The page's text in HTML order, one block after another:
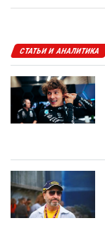
СТАТЬИ И АНАЛИТИКА